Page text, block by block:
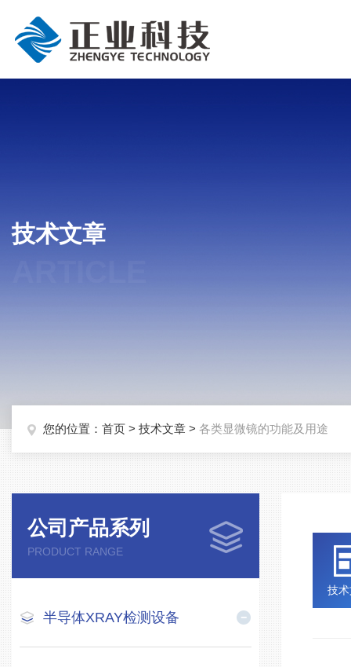
技术文章
您的位置： 首页 > 技术文章 > 各类显微镜的功能及用途
公司产品系列
PRODUCT RANGE
半导体XRAY检测设备
技